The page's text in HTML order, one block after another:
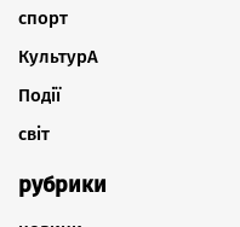
спорт
КультурА
Події
світ
рубрики